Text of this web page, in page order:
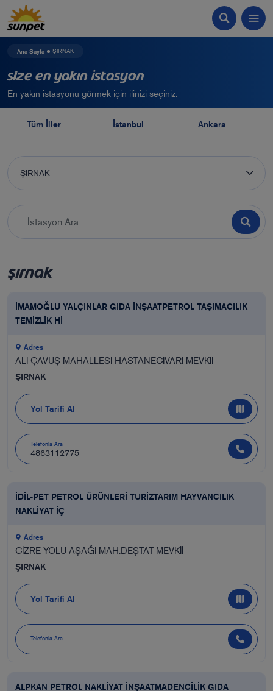
Ana Sayfa ŞIRNAK
Size En Yakın İstasyon
En yakın istasyonu görmek için ilinizi seçiniz.
Tüm İller İstanbul Ankara
ŞIRNAK
ŞIRNAK
İMAMOĞLU YALÇINLAR GIDA İNŞAATPETROL TAŞIMACILIK
TEMİZLİK Hİ
Adres
ALİ ÇAVUŞ MAHALLESİ HASTANECİVARİ MEVKİİ
ŞIRNAK
Yol Tarifi Al
Telefonla Ara
4863112775
İDİL-PET PETROL ÜRÜNLERİ TURİZTARIM HAYVANCILIK
NAKLİYAT İÇ
Adres
CİZRE YOLU AŞAĞI MAH.DEŞTAT MEVKİİ
ŞIRNAK
Yol Tarifi Al
Telefonla Ara
ALPKAN PETROL NAKLİYAT İNŞAATMADENCİLİK GIDA